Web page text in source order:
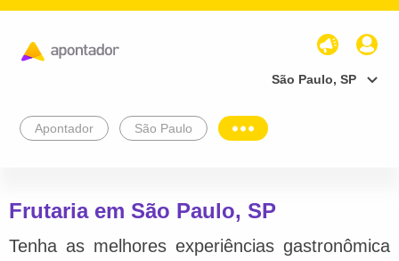
São Paulo, SP
Apontador São Paulo
Frutaria em São Paulo, SP
Tenha as melhores experiências gastronômica